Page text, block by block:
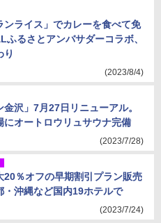
ンライス」でカレーを食べて免
るさとアンバサダーコラボ、
り
(2023/8/4)
金沢」7月27日リニューアル。
にオートロウリュサウナ完備
(2023/7/28)
20％オフの早期割引プラン販売
・沖縄など国内19ホテルで
(2023/7/24)